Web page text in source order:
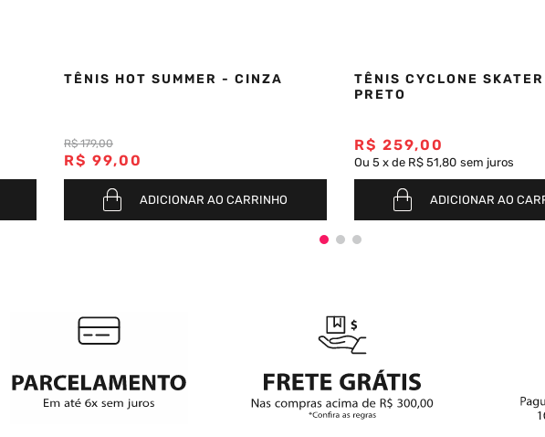
TÊNIS HOT SUMMER - CINZA
R$ 179,00
R$ 99,00
ADICIONAR AO CARRINHO
TÊNIS CYCLONE
PRETO
R$ 259,00
Ou 5 x de R$ 51,80 sem juros
ADICIONAR AO